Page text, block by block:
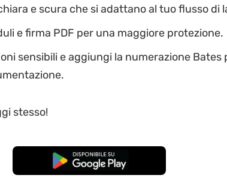
e scura che si adattano al tuo flusso di
e firma PDF per una maggiore protezione.
sensibili e aggiungi la numerazione Bates
stesso!
Download Gratis